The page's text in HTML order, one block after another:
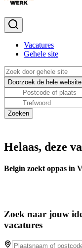
Vacatures
Gehele site
Helaas, deze
Belgin zoekt oppas in
Zoek naar jouw
vacatures